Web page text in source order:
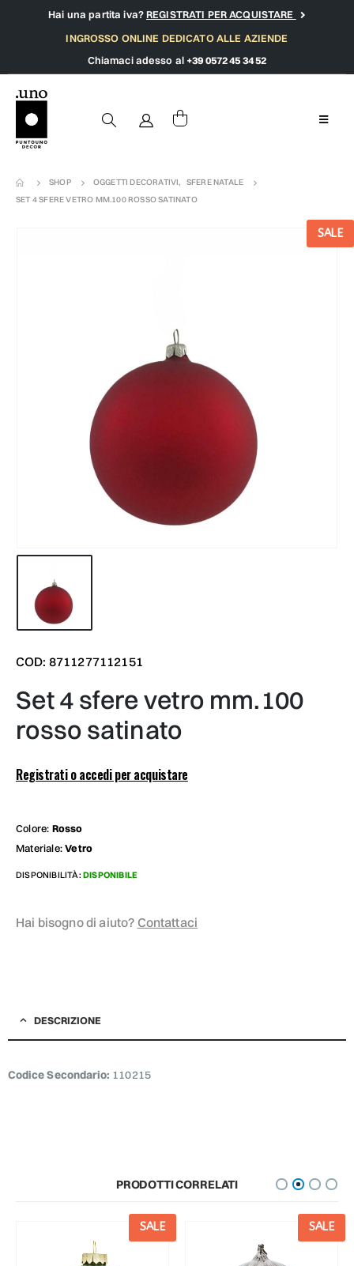
Hai una partita iva?REGISTRATI PER ACQUISTARE
INGROSSO ONLINE DEDICATO ALLE AZIENDE
Chiamaci adesso al +39 0572 45 34 52
SHOP OGGETTI DECORATIVI,
SFERE NATALE
SET 4 SFERE VETRO MM.100 ROSSO SATINATO
SALE
COD: 8711277112151
set 4 sfere vetro mm.100
rosso satinato
Registrati o accedi per acquistare
Colore: Rosso
Materiale:Vetro
DISPONIBILITÀ: DISPONIBILE
Hai bisogno di aiuto? Contattaci
DESCRIZIONE
Codice Secondario: 110215
PRODOTTI CORRELATI
SALE SALE